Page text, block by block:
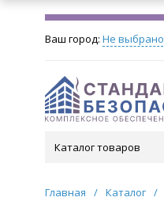
Ваш город: Не выбрано
Каталог товаров
Главная / Каталог /